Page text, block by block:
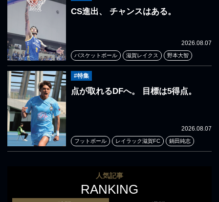
CS進出、 チャンスはある。
2026.08.07
バスケットボール 滋賀レイクス 野本大智
#特集
点が取れるDFへ。 目標は5得点。
2026.08.07
フットボール レイラック滋賀FC 鍋田純志
人気記事
RANKING